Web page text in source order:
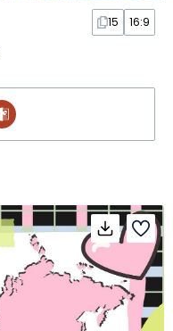
15 16:9